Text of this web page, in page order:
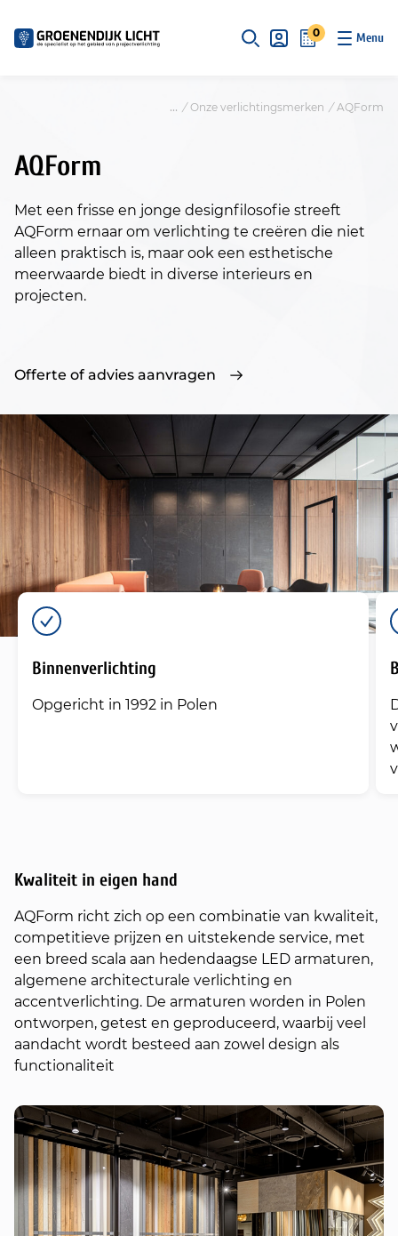
0
/ Onze verlichtingsmerken / AQForm
AQForm
Met een frisse en jonge designfilosofie streeft
AQForm ernaar om verlichting te creëren die niet
alleen praktisch is, maar ook een esthetische
meerwaarde biedt in diverse interieurs en
projecten.
Offerte of advies aanvragen
Binnenverlichting
Opgericht in 1992 in Polen
Kwaliteit in eigen hand
AQForm richt zich op een combinatie van kwaliteit,
competitieve prijzen en uitstekende service, met
een breed scala aan hedendaagse LED armaturen,
algemene architecturale verlichting en
accentverlichting. De armaturen worden in Polen
ontworpen, getest en geproduceerd, waarbij veel
aandacht wordt besteed aan zowel design als
functionaliteit